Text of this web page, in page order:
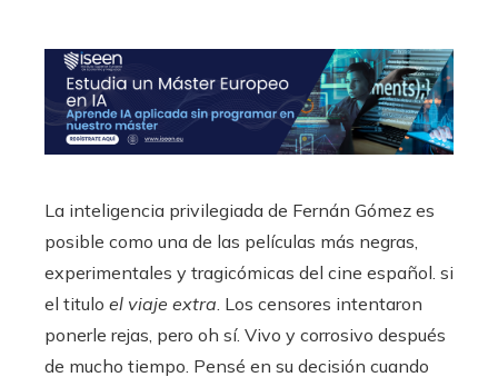
La inteligencia privilegiada de Fernán Gómez es
posible como una de las películas más negras,
experimentales y tragicómicas del cine español. si
el titulo el viaje extra . Los censores intentaron
ponerle rejas, pero oh sí. Vivo y corrosivo después
de mucho tiempo. Pensé en su decisión cuando